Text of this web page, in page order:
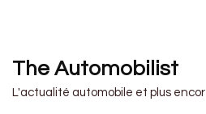
The Automobilist
L'actualité automobile et plus